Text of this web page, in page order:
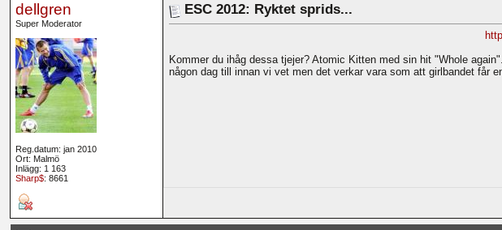
dellgren
Super Moderator
Reg.datum: jan 2010
Ort: Malmö
Inlägg: 1 163
Sharp$: 8661
ESC 2012: Ryktet sprids...
Kommer du ihåg dessa tjejer? Atomic Kitten med sin hit "Whole
någon dag till innan vi vet men det verkar vara som att girlbandet får